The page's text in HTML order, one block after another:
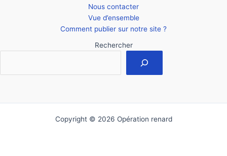
Nous contacter
Vue d’ensemble
Comment publier sur notre site ?
Rechercher
Copyright © 2026 Opération renard